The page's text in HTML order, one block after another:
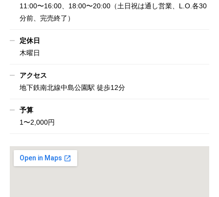
11:00〜16:00、18:00〜20:00（土日祝は通し営業、L.O.各30
分前、完売終了）
定休日
木曜日
アクセス
地下鉄南北線中島公園駅 徒歩12分
予算
1〜2,000円